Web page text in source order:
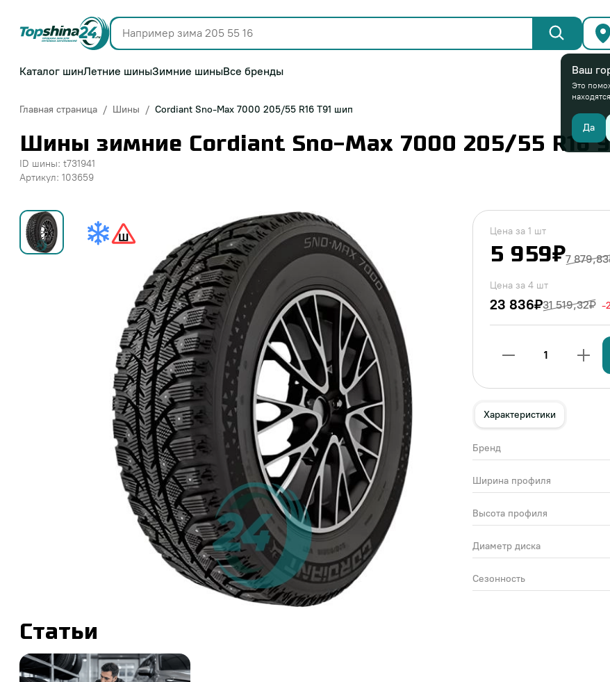
Каталог шинЛетние шиныЗимние шиныВсе бренды
Главная страница Шины Cordiant Sno-Max 7000 205/55 R16 T91 шип
Шины зимние Cordiant Sno-Max 7000 205/55 R16
ID шины: t731941
Артикул: 103659
Цена за 1 шт
5 959₽7
Цена за 4 шт
23 836₽31 519,32₽ -
1
Характеристики
Бренд
Ширина профиля
Высота профиля
Диаметр диска
Сезонность
Статьи
Ваш
Это
Да